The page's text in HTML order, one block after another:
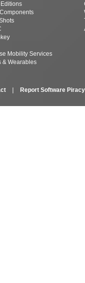
Mobility Services
& Wearables
Report Software Piracy